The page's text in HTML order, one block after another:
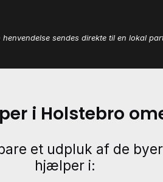
henvendelse sendes direkte til en lokal
i Holstebro
et udpluk af de
hjælper i: